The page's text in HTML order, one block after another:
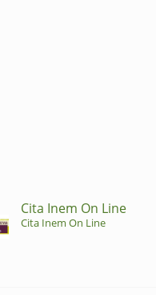
Cita Inem On Line
Cita Inem On Line